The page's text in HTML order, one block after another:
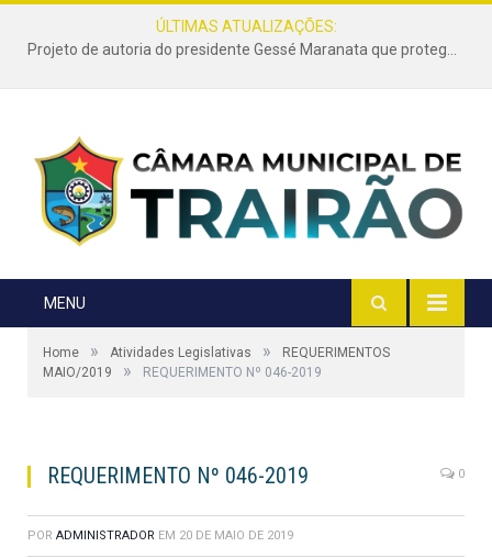
ÚLTIMAS ATUALIZAÇÕES:
Projeto de autoria do presidente Gessé Maranata que protege as estradas vicinais de Trairão é transformado em lei
MENU
Home » Atividades Legislativas »
REQUERIMENTOS
MAIO/2019
» REQUERIMENTO Nº 046-2019
REQUERIMENTO Nº 046-2019 0
POR ADMINISTRADOR EM 20 DE MAIO DE 2019